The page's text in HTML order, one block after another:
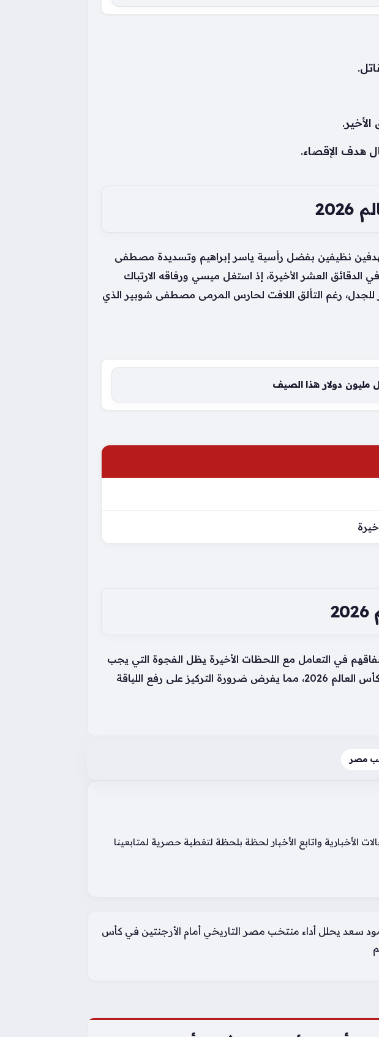
هدف الإقصاء.
نظيفين بفضل رأسية ياسر إبراهيم وتسديدة مصطفى
الدقائق العشر الأخيرة، إذ استغل ميسي ورفاقه الارتباك
للجدل، رغم التألق اللافت لحارس المرمى مصطفى شوبير الذي
دولار هذا الصيف
في التعامل مع اللحظات الأخيرة يظل الفجوة التي يجب
ردمها، فالتفاصيل الصغيرة هي التي صنعت الفارق في مسيرة المنتخبات خلال كأس العالم 2026، مما يفرض ضرورة التركيز على رفع اللياقة
مصر
واتابع الأخبار لحظة بلحظة لتغطية حصرية لمتابعينا
سعد يحلل أداء منتخب مصر التاريخي أمام الأرجنتين في كأس